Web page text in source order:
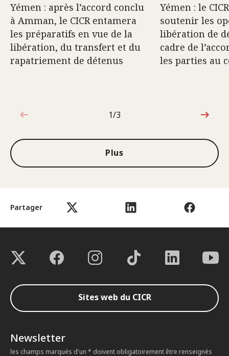
Partager
Yémen : après l’accord conclu
à Amman, le CICR entamera
les préparatifs en vue de la
libération, du transfert et du
rapatriement de détenus
Yémen : le
soutenir les
libération de
cadre de
les parties au
1sur3
1/3
Plus
Sites web du CICR
Newsletter
les champs marqués d'un * doivent obligatoirement être renseignés